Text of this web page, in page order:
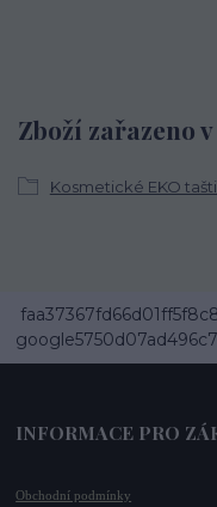
Zboží zařazeno
Kosmetické EKO
INFORMACE PRO
Obchodní podmínky